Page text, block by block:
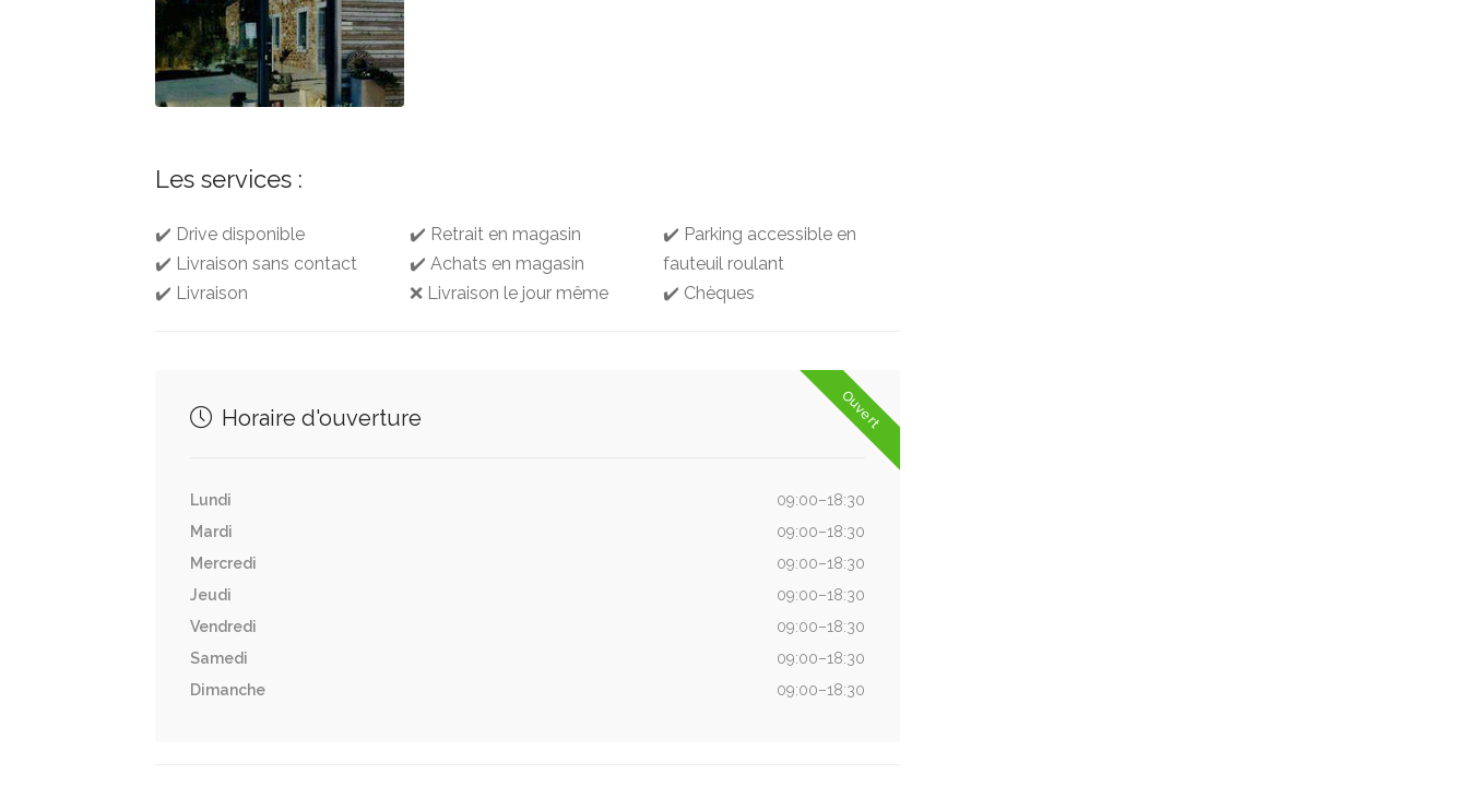
Les services :
✔️ Drive disponible
✔️ Livraison sans contact
✔️ Livraison
✔️ Retrait en magasin
✔️ Achats en magasin
❌ Livraison le jour même
✔️ Parking accessible en
fauteuil roulant
✔️ Chèques
Ouvert
Horaire d'ouverture
Lundi
09:00–18:30
Mardi
09:00–18:30
Mercredi
09:00–18:30
Jeudi
09:00–18:30
Vendredi
09:00–18:30
Samedi
09:00–18:30
Dimanche
09:00–18:30